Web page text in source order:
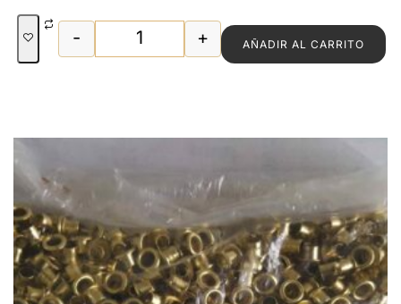
OJETES 315/16 COLORES 15/18
- + AÑADIR AL CARRITO